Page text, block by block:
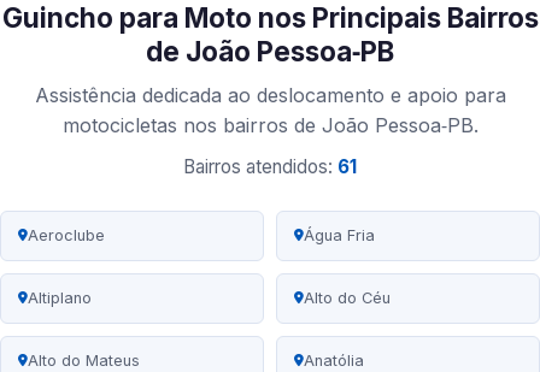
Guincho para Moto nos Principais Bairros
de João Pessoa‑PB
Assistência dedicada ao deslocamento e apoio para
motocicletas nos bairros de João Pessoa‑PB.
Bairros atendidos: 61
Aeroclube Água Fria
Altiplano Alto do Céu
Alto do Mateus Anatólia